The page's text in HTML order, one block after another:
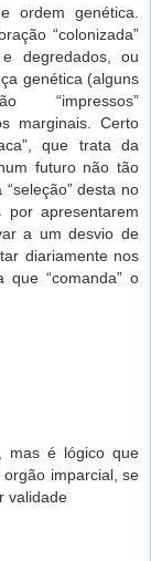
ordem genética.
“colonizada”
degredados, ou
genética (alguns
“impressos”
marginais. Certo
que trata da
futuro não tão
desta no
por apresentarem
a um desvio de
diariamente nos
que “comanda” o
mas é lógico que
imparcial, se
validade